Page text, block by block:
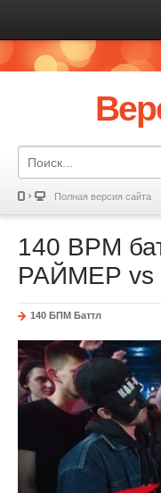
Полная версия сайта
140 BPM
РАЙМЕР vs
140 БПМ Баттл